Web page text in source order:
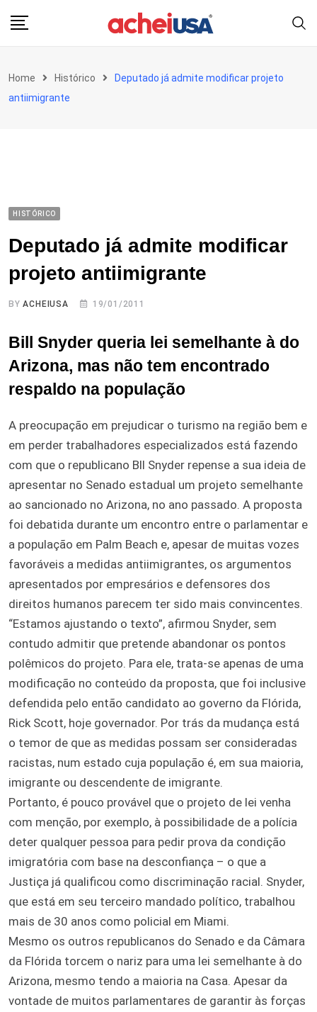
Home Histórico
Deputado já admite modificar projeto
antiimigrante
HISTÓRICO
Deputado já admite modificar
projeto antiimigrante
BYACHEIUSA 19/01/2011
Bill Snyder queria lei semelhante à do
Arizona, mas não tem encontrado
respaldo na população
A preocupação em prejudicar o turismo na região bem e
em perder trabalhadores especializados está fazendo
com que o republicano Bll Snyder repense a sua ideia de
apresentar no Senado estadual um projeto semelhante
ao sancionado no Arizona, no ano passado. A proposta
foi debatida durante um encontro entre o parlamentar e
a população em Palm Beach e, apesar de muitas vozes
favoráveis a medidas antiimigrantes, os argumentos
apresentados por empresários e defensores dos
direitos humanos parecem ter sido mais convincentes.
“Estamos ajustando o texto”, afirmou Snyder, sem
contudo admitir que pretende abandonar os pontos
polêmicos do projeto. Para ele, trata-se apenas de uma
modificação no conteúdo da proposta, que foi inclusive
defendida pelo então candidato ao governo da Flórida,
Rick Scott, hoje governador. Por trás da mudança está
o temor de que as medidas possam ser consideradas
racistas, num estado cuja população é, em sua maioria,
imigrante ou descendente de imigrante.
Portanto, é pouco provável que o projeto de lei venha
com menção, por exemplo, à possibilidade de a polícia
deter qualquer pessoa para pedir prova da condição
imigratória com base na desconfiança – o que a
Justiça já qualificou como discriminação racial. Snyder,
que está em seu terceiro mandado político, trabalhou
mais de 30 anos como policial em Miami.
Mesmo os outros republicanos do Senado e da Câmara
da Flórida torcem o nariz para uma lei semelhante à do
Arizona, mesmo tendo a maioria na Casa. Apesar da
vontade de muitos parlamentares de garantir às forças